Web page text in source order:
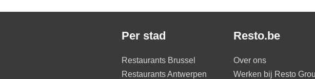
Per stad
Restaurants Brussel
Restaurants Antwerpen
Resto.be
Over ons
Werken bij Resto